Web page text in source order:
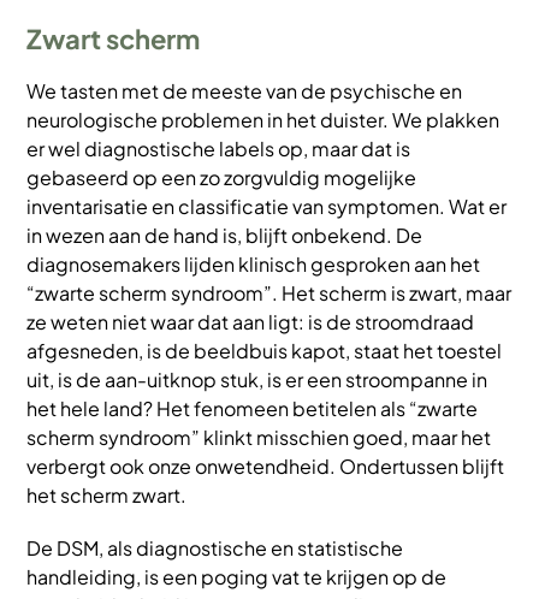
Zwart scherm
We tasten met de meeste van de psychische en
neurologische problemen in het duister. We plakken
er wel diagnostische labels op, maar dat is
gebaseerd op een zo zorgvuldig mogelijke
inventarisatie en classificatie van symptomen. Wat er
in wezen aan de hand is, blijft onbekend. De
diagnosemakers lijden klinisch gesproken aan het
“zwarte scherm syndroom”. Het scherm is zwart, maar
ze weten niet waar dat aan ligt: is de stroomdraad
afgesneden, is de beeldbuis kapot, staat het toestel
uit, is de aan-uitknop stuk, is er een stroompanne in
het hele land? Het fenomeen betitelen als “zwarte
scherm syndroom” klinkt misschien goed, maar het
verbergt ook onze onwetendheid. Ondertussen blijft
het scherm zwart.
De DSM, als diagnostische en statistische
handleiding, is een poging vat te krijgen op de